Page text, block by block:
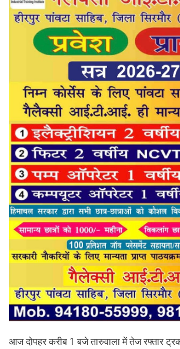
आज दोपहर करीब 1 बजे तारुवाला में तेज रफ्तार